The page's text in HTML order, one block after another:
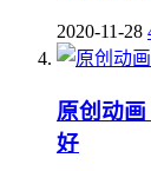
2020-11-28
原创动
好